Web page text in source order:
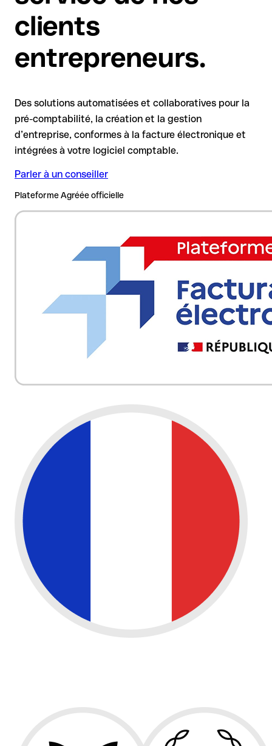
clients
entrepreneurs.
Des solutions automatisées et collaboratives pour la
pré-comptabilité, la création et la gestion
d’entreprise, conformes à la facture électronique et
intégrées à votre logiciel comptable.
Parler à un conseiller
Plateforme Agréée officielle